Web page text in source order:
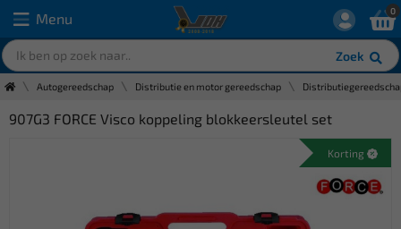
Menu
Zoek
0
Autogereedschap Distributie en motor gereedschap
907G3 FORCE Visco koppeling blokkeersleutel set
Korting